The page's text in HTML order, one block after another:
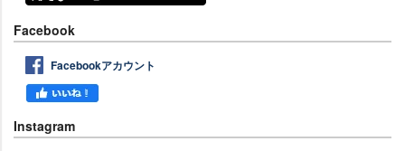
Facebook
Facebookアカウント
Instagram